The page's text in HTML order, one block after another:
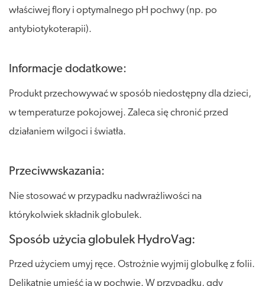
właściwej flory i optymalnego pH pochwy (np. po
antybiotykoterapii).
Informacje dodatkowe:
Produkt przechowywać w sposób niedostępny dla dzieci,
w temperaturze pokojowej. Zaleca się chronić przed
działaniem wilgoci i światła.
Przeciwwskazania:
Nie stosować w przypadku nadwrażliwości na
którykolwiek składnik globulek.
Sposób użycia globulek HydroVag:
Przed użyciem umyj ręce. Ostrożnie wyjmij globulkę z folii.
Delikatnie umieść ją w pochwie. W przypadku, gdy